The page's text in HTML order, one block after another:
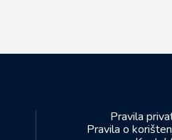
Pravila
Pravila o